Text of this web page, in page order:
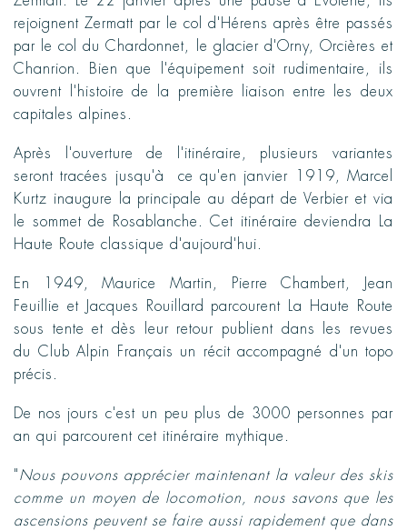
rejoignent Zermatt par le col d'Hérens après être passés
par le col du Chardonnet, le glacier d'Orny, Orcières et
Chanrion. Bien que l'équipement soit rudimentaire, ils
ouvrent l'histoire de la première liaison entre les deux
capitales alpines.
Après l'ouverture de l'itinéraire, plusieurs variantes
seront tracées jusqu'à ce qu'en janvier 1919, Marcel
Kurtz inaugure la principale au départ de Verbier et via
le sommet de Rosablanche. Cet itinéraire deviendra La
Haute Route classique d'aujourd'hui.
En 1949, Maurice Martin, Pierre Chambert, Jean
Feuillie et Jacques Rouillard parcourent La Haute Route
sous tente et dès leur retour publient dans les revues
du Club Alpin Français un récit accompagné d'un topo
précis.
De nos jours c'est un peu plus de 3000 personnes par
an qui parcourent cet itinéraire mythique.
"Nous pouvons apprécier maintenant la valeur des skis
comme un moyen de locomotion, nous savons que les
ascensions peuvent se faire aussi rapidement que dans